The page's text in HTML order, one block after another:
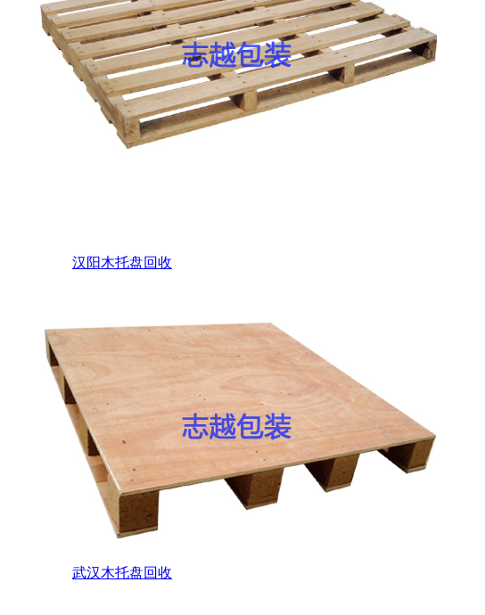
汉阳木托盘回收
武汉木托盘回收